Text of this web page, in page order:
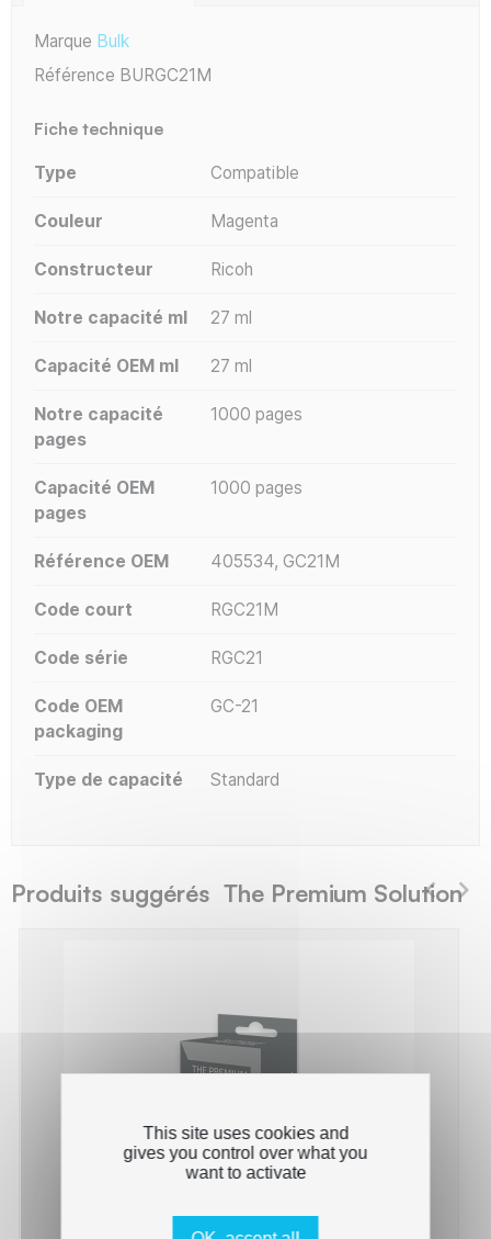
Marque Bulk
Référence BURGC21M
Fiche technique
Type Compatible
Couleur Magenta
Constructeur Ricoh
Notre capacité ml 27 ml
Capacité OEM ml 27 ml
Notre capacité
pages
1000 pages
Capacité OEM
pages
1000 pages
Référence OEM 405534, GC21M
Code court RGC21M
Code série RGC21
Code OEM
packaging
GC-21
Type de capacité Standard
Produits suggérés The Premium Solution
This site uses cookies and
gives you control over what you
want to activate